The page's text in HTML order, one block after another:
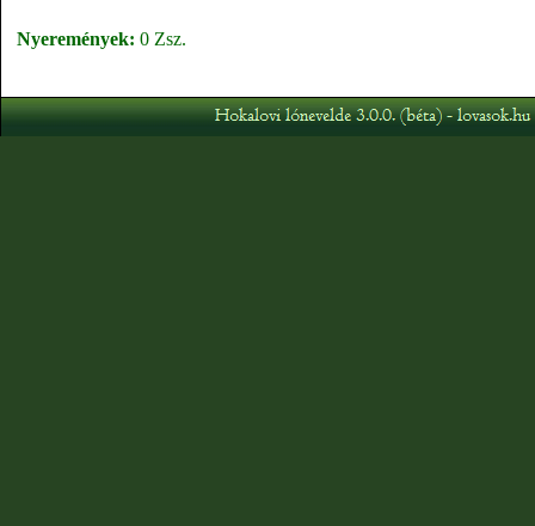
Nyeremények: 0 Zsz.